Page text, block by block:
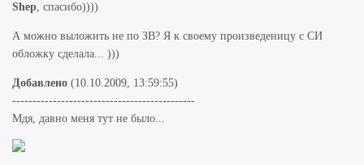
Shep, спасибо))))
А можно выложить не по ЗВ? Я к своему произведеницу с СИ
обложку сделала... )))
Добавлено (10.10.2009, 13:59:55)
---------------------------------------------
Мдя, давно меня тут не было...